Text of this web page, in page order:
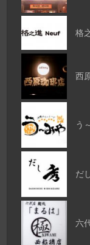
格
西
う
だ
六